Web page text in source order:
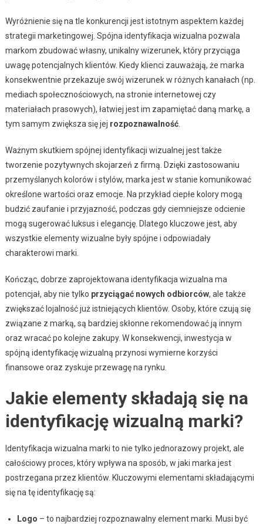
Wyróżnienie się na tle konkurencji jest istotnym aspektem każdej
strategii marketingowej. Spójna identyfikacja wizualna pozwala
markom zbudować własny, unikalny wizerunek, który przyciąga
uwagę potencjalnych klientów. Kiedy klienci zauważają, że marka
konsekwentnie przekazuje swój wizerunek w różnych kanałach (np.
mediach społecznościowych, na stronie internetowej czy
materiałach prasowych), łatwiej jest im zapamiętać daną markę, a
tym samym zwiększa się jej rozpoznawalność.
Ważnym skutkiem spójnej identyfikacji wizualnej jest także
tworzenie pozytywnych skojarzeń z firmą. Dzięki zastosowaniu
przemyślanych kolorów i stylów, marka jest w stanie komunikować
określone wartości oraz emocje. Na przykład ciepłe kolory mogą
budzić zaufanie i przyjazność, podczas gdy ciemniejsze odcienie
mogą sugerować luksus i elegancję. Dlatego kluczowe jest, aby
wszystkie elementy wizualne były spójne i odpowiadały
charakterowi marki.
Kończąc, dobrze zaprojektowana identyfikacja wizualna ma
potencjał, aby nie tylko przyciągać nowych odbiorców, ale także
zwiększać lojalność już istniejących klientów. Osoby, które czują się
związane z marką, są bardziej skłonne rekomendować ją innym
oraz wracać po kolejne zakupy. W konsekwencji, inwestycja w
spójną identyfikację wizualną przynosi wymierne korzyści
finansowe oraz zyskuje przewagę na rynku.
Jakie elementy składają się na
identyfikację wizualną marki?
Identyfikacja wizualna marki to nie tylko jednorazowy projekt, ale
całościowy proces, który wpływa na sposób, w jaki marka jest
postrzegana przez klientów. Kluczowymi elementami składającymi
się na tę identyfikację są:
Logo – to najbardziej rozpoznawalny element marki. Musi być